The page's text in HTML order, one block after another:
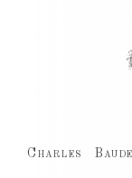
Charles